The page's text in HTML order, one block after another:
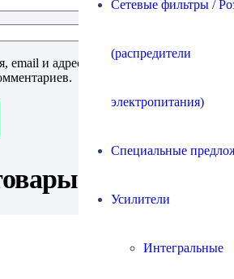
Сетевые фильтры /
(распредители
электропитания)
Специальные
Усилители
Интегральные
и адрес сайта в этом браузере для